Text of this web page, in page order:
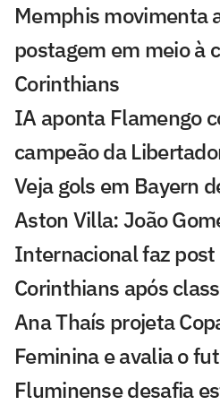
Memphis movimenta
postagem em meio à
Corinthians
IA aponta Flamengo
campeão da
Veja gols em Bayern
Aston Villa: João
Internacional faz
Corinthians após
Ana Thaís projeta
Feminina e avalia o
Fluminense desafia